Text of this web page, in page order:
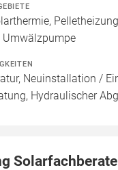
Umwälzpumpe
Neuinstallation /
Hydraulischer